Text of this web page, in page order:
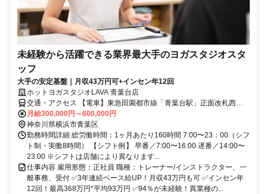
未経験から活躍できる業界最大手のヨガスタジオスタ
ッフ
大手の安定基盤｜月収43万円可+インセン年12回
ホットヨガスタジオLAVA 青葉台店
交通・アクセス 【電車】東急田園都市線「青葉台駅」正面改札西口
から徒歩2分
月給300,000円～600,000円
神奈川県横浜市青葉区
勤務時間詳細 総労働時間：1ヶ月あたり160時間 7:00〜23：00（シフ
ト制・実働8時間） 【シフト例】 早番／7:00〜16:00 遅番／14:00〜
23:00 ※シフトは店舗により異なります...
仕事内容 雇用形態：正社員 職種：トレーナー/インストラクター、一
般事務、受付 ✅3年連続ベース給UP！月収43万円も可 ✅インセン年
12回！最高368万円*平均93万円 ✅94％が未経験！異業種の...